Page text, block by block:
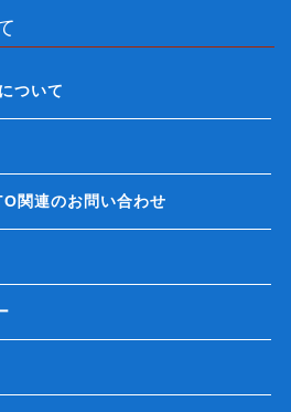
ついて
関連のお問い合わせ